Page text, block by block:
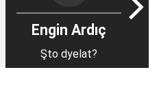
Engin Ardıç
Şto dyelat?